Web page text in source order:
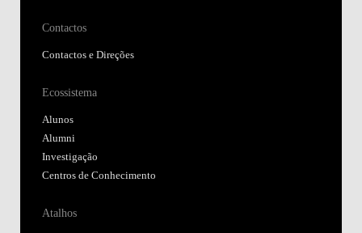
Contactos
Contactos e Direções
Ecossistema
Alunos
Alumni
Investigação
Centros de Conhecimento
Atalhos